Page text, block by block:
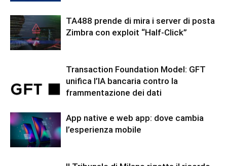
TA488 prende di mira i server di posta
Zimbra con exploit “Half-Click”
Transaction Foundation Model: GFT
unifica l’IA bancaria contro la
frammentazione dei dati
App native e web app: dove cambia
l’esperienza mobile